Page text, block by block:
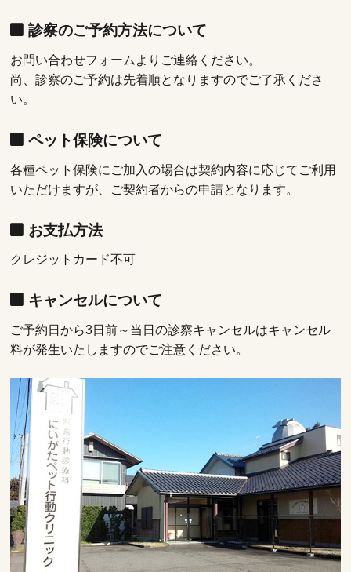
診察のご予約方法について
お問い合わせフォームよりご連絡ください。
尚、診察のご予約は先着順となりますのでご了承くださ
い。
ペット保険について
各種ペット保険にご加入の場合は契約内容に応じてご利用
いただけますが、ご契約者からの申請となります。
お支払方法
クレジットカード不可
キャンセルについて
ご予約日から3日前～当日の診察キャンセルはキャンセル
料が発生いたしますのでご注意ください。